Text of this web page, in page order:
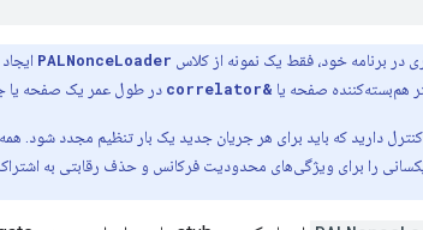
در برنامه خود، فقط یک نمونه از کلاس PALNonceLoader
هم‌بسته‌کننده صفحه یا &correlator در طول عمر یک صفحه یا
کنترل دارید که باید برای هر جریان جدید یک بار تنظیم مجدد شود.
را برای ویژگی‌های محدودیت فرکانس و حذف رقابتی به اشتراک